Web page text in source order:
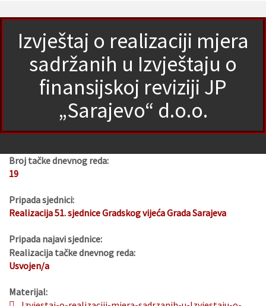
Izvještaj o realizaciji mjera
sadržanih u Izvještaju o
finansijskoj reviziji JP
„Sarajevo“ d.o.o.
Broj tačke dnevnog reda:
19
Pripada sjednici:
Realizacija 51. sjednice Gradskog vijeća Grada Sarajeva
Pripada najavi sjednice:
Realizacija tačke dnevnog reda:
Usvojen/a
Materijal: